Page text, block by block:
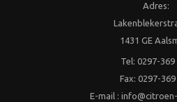
Adres:
1431 GE
Tel: 0297-369
Fax: 0297-
E-mail :